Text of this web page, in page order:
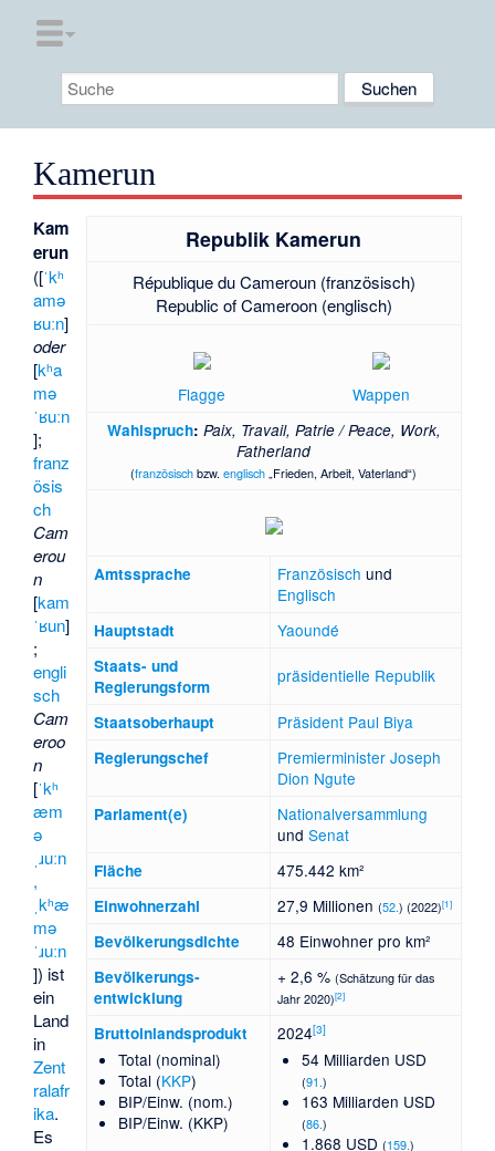
Kamerun
Republik Kamerun
République du Cameroun(französisch)
Republic of Cameroon(englisch)
Flagge Wappen
Wahlspruch: Paix, Travail, Patrie / Peace, Work,
Fatherland
(französischbzw.englisch„Frieden, Arbeit, Vaterland“)
Amtssprache Französisch und
Englisch
Hauptstadt Yaoundé
Staats- und
Regierungsform
präsidentielle Republik
Staatsoberhaupt Präsident Paul Biya
Regierungschef Premierminister Joseph
Dion Ngute
Parlament(e)
Nationalversammlung
undSenat
Fläche 475.442 km²
Einwohnerzahl 27,9 Millionen(52.) (2022)[1]
Bevölkerungsdichte 48 Einwohner pro km²
Bevölkerungs­
entwicklung
+ 2,6 %(Schätzung für das
Jahr 2020)[2]
Bruttoinlandsprodukt
Total (nominal)
Total (KKP)
BIP/Einw. (nom.)
BIP/Einw. (KKP)
2024[3]
54 Milliarden USD
(91.)
163 Milliarden USD
(86.)
1.868 USD(159.)
Kam
erun
([ˈkʰ
amə
ʁuːn]
oder
[kʰa
mə
ˈʁuːn
];
franz
ösis
ch
Cam
erou
n
[kam
ˈʁun]
;
engli
sch
Cam
eroo
n
[ˈkʰ
æm
ə
ˌɹuːn
,
ˌkʰæ
mə
ˈɹuːn
]) ist
ein
Land
in
Zent
ralafr
ika.
Es